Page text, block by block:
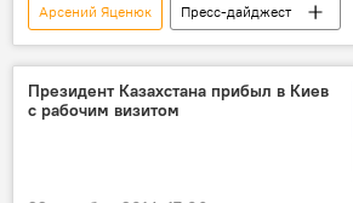
Арсений Яценюк
Пресс-дайджест
Новости
экономика
В мире
Сергей Каплин
Президент Казахстана прибыл в Киев
с рабочим визитом